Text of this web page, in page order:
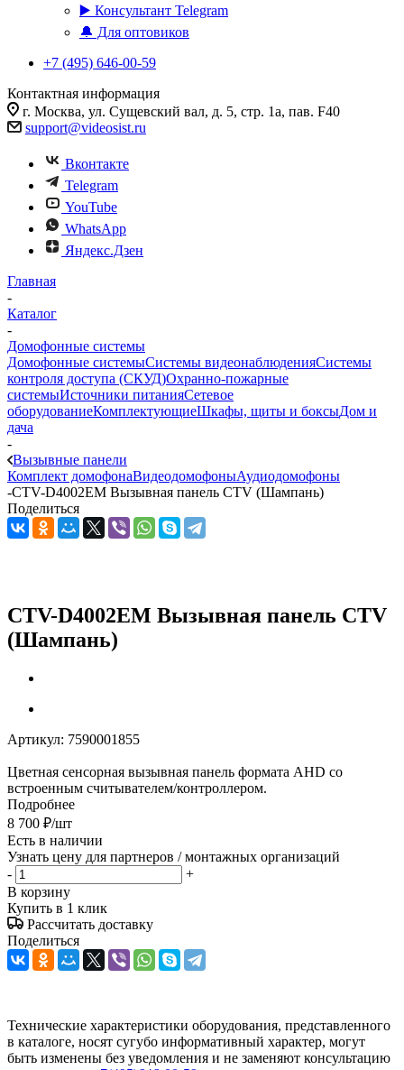
▶️ Консультант Telegram
🔔 Для оптовиков
+7 (495) 646-00-59
Контактная информация
г. Москва, ул. Сущевский вал, д. 5, стр. 1а, пав. F40
support@videosist.ru
Вконтакте
Telegram
YouTube
WhatsApp
Яндекс.Дзен
Главная
-
Каталог
-
Домофонные системы
Домофонные системыСистемы видеонаблюденияСистемы
контроля доступа (СКУД)Охранно-пожарные
системыИсточники питанияСетевое
оборудованиеКомплектующиеШкафы, щиты и боксыДом и
дача
-
Вызывные панели
Комплект домофонаВидеодомофоныАудиодомофоны
-CTV-D4002EM Вызывная панель CTV (Шампань)
Поделиться
CTV-D4002EM Вызывная панель CTV
(Шампань)
Артикул: 7590001855
Цветная сенсорная вызывная панель формата AHD со
встроенным считывателем/контроллером.
Подробнее
8 700 ₽/шт
Есть в наличии
Узнать цену для партнеров / монтажных организаций
-
+
В корзину
Купить в 1 клик
Рассчитать доставку
Поделиться
Технические характеристики оборудования, представленного
в каталоге, носят сугубо информативный характер, могут
быть изменены без уведомления и не заменяют консультацию